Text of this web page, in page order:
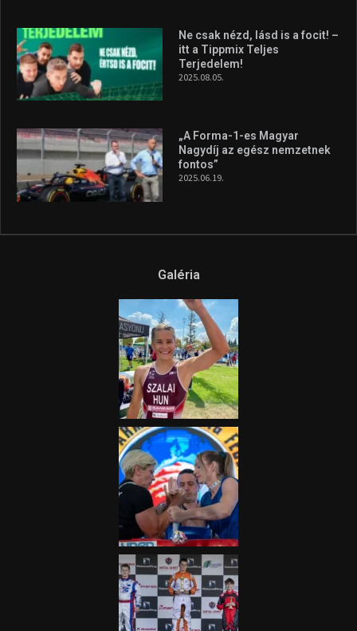
Ne csak nézd, lásd is a focit! –
itt a Tippmix Teljes
Terjedelem!
2025.08.05.
„A Forma-1-es Magyar
Nagydíj az egész nemzetnek
fontos”
2025.06.19.
Galéria